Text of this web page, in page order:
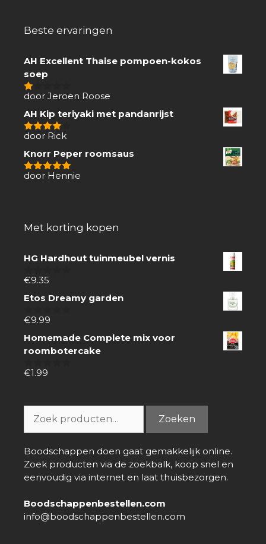
Beste ervaringen
AH Excellent Thaise pompoen-kokos
soep
1
5
door Jeroen Roose
AH Kip teriyaki met pandanrijst
4van 5
door Rick
Knorr Peper roomsaus
5van 5
door Hennie
Met korting kopen
HG Hardhout tuinmeubel vernis
0
5
€9.35
Etos Dreamy garden
0
5
€9.99
Homemade Complete mix voor
roombotercake
0
€1.99
naar:
Zoeken
Boodschappen doen gaat gemakkelijk online.
Zoek producten via de zoekbalk, koop snel en
eenvoudig via internet en laat thuisbezorgen.
Boodschappenbestellen.com
info@boodschappenbestellen.com